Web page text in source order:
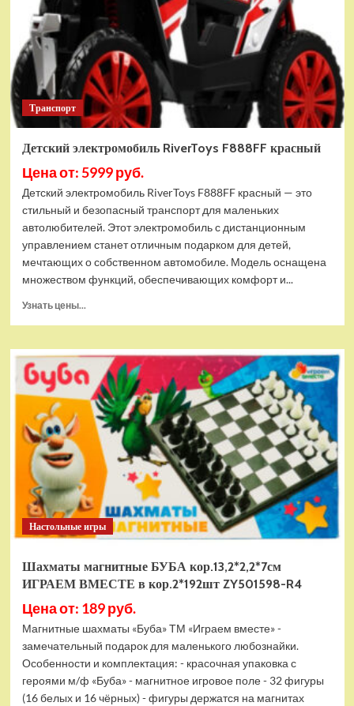
Транспорт
Детский электромобиль RiverToys F888FF красный
Цена от: 5999 руб.
Детский электромобиль RiverToys F888FF красный — это
стильный и безопасный транспорт для маленьких
автолюбителей. Этот электромобиль с дистанционным
управлением станет отличным подарком для детей,
мечтающих о собственном автомобиле. Модель оснащена
множеством функций, обеспечивающих комфорт и...
Узнать цены...
Детский
электромобиль
RiverToys
F888FF
красный
Настольные игры
Шахматы магнитные БУБА кор.13,2*2,2*7см
ИГРАЕМ ВМЕСТЕ в кор.2*192шт ZY501598-R4
Цена от: 189 руб.
Магнитные шахматы «Буба» ТМ «Играем вместе» -
замечательный подарок для маленького любознайки.
Особенности и комплектация: - красочная упаковка с
героями м/ф «Буба» - магнитное игровое поле - 32 фигуры
(16 белых и 16 чёрных) - фигуры держатся на магнитах